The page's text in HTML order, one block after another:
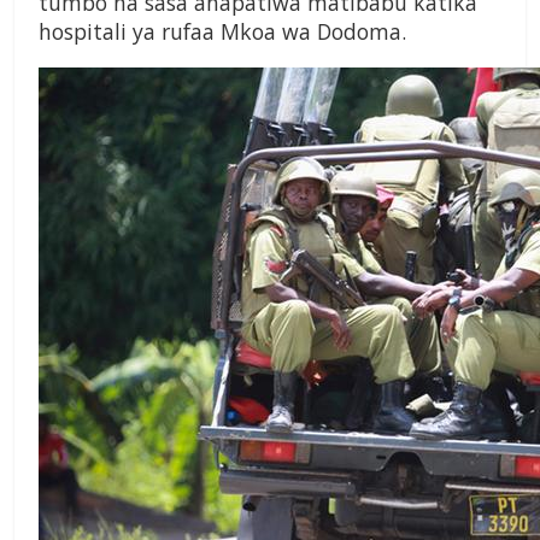
hospitali ya rufaa Mkoa wa Dodoma.